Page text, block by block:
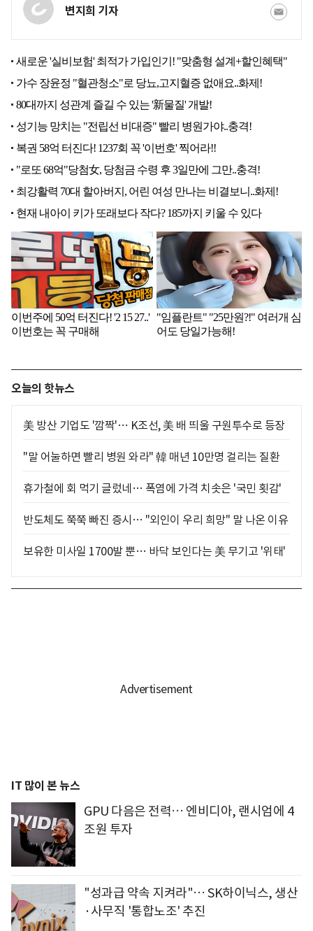
변지희 기자
오늘의 핫뉴스
美 방산 기업도 '깜짝'… K조선, 美 배 띄울 구원투수로 등장
"말 어눌하면 빨리 병원 와라" 韓 매년 10만명 걸리는 질환
휴가철에 회 먹기 글렀네… 폭염에 가격 치솟은 '국민 횟감'
반도체도 쭉쭉 빠진 증시… "외인이 우리 희망" 말 나온 이유
보유한 미사일 1700발 뿐… 바닥 보인다는 美 무기고 '위태'
IT 많이 본 뉴스
GPU 다음은 전력… 엔비디아, 랜시엄에 4
조원 투자
"성과급 약속 지켜라"… SK하이닉스, 생산
·사무직 '통합노조' 추진